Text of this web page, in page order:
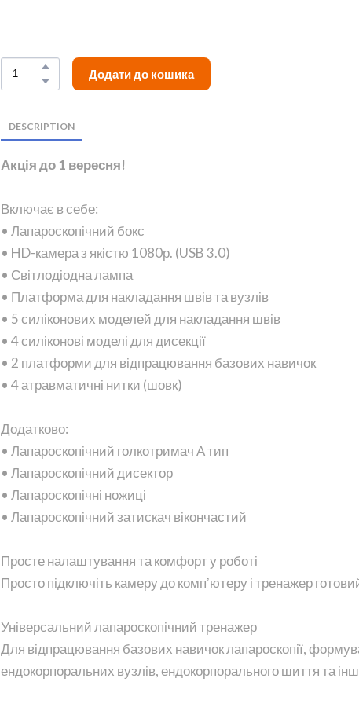
Додати до кошика
DESCRIPTION
Акція до 1 вересня!
Включає в себе:
• Лапароскопічний бокс
• HD-камера з якістю 1080р. (USB 3.0)
• Світлодіодна лампа
• Платформа для накладання швів та вузлів
• 5 силіконових моделей для накладання швів
• 4 силіконові моделі для дисекції
• 2 платформи для відпрацювання базових навичок
• 4 атравматичні нитки (шовк)
Додатково:
• Лапароскопічний голкотримач А тип
• Лапароскопічний дисектор
• Лапароскопічні ножиці
• Лапароскопічний затискач вікончастий
Просте налаштування та комфорт у роботі
Просто підключіть камеру до компʼютеру і тренажер
Універсальний лапароскопічний тренажер
Для відпрацювання базових навичок лапароскопії,
ендокорпоральних вузлів, ендокорпорального шиття та